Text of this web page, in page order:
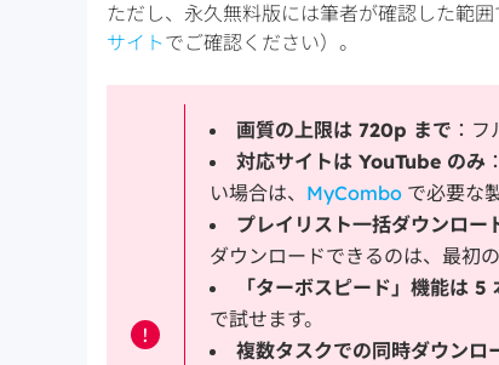
ただし、永久無料版には筆者が確認した範
サイトでご確認ください）。
!
画質の上限は 720p まで ：
対応サイトは YouTube のみ
い場合は、 MyCombo で必要な
プレイリスト一括ダウンロー
ダウンロードできるのは、最初の
「ターボスピード」機能は 5
で試せます。
複数タスクでの同時ダウンロ